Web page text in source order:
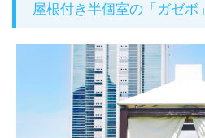
屋根付き半個室の「ガゼボ」